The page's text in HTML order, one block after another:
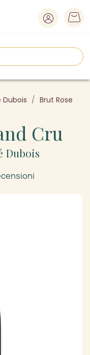
Dubois
Brut Rose
Cru
Dubois